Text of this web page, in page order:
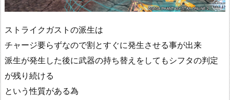
ストライクガストの派生は
チャージ要らずなので割とすぐに発生させる事が出来
派生が発生した後に武器の持ち替えをしてもシフタの判定
が残り続ける
という性質がある為